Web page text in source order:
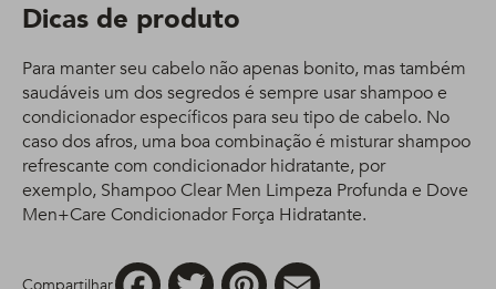
Dicas de produto
Para manter seu cabelo não apenas bonito, mas também
saudáveis um dos segredos é sempre usar shampoo e
condicionador específicos para seu tipo de cabelo. No
caso dos afros, uma boa combinação é misturar shampoo
refrescante com condicionador hidratante, por
exemplo, Shampoo Clear Men Limpeza Profunda e Dove
Men+Care Condicionador Força Hidratante.
FacebookTwitter Pinterest